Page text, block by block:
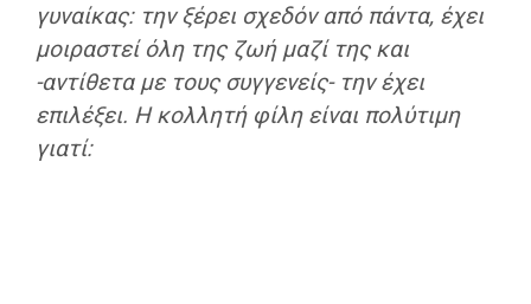
γυναίκας: την ξέρει σχεδόν από πάντα, έχει
μοιραστεί όλη της ζωή μαζί της και
-αντίθετα με τους συγγενείς- την έχει
επιλέξει. Η κολλητή φίλη είναι πολύτιμη
γιατί: